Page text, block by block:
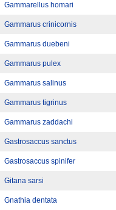
Gammarellus homari
Gammarus crinicornis
Gammarus duebeni
Gammarus pulex
Gammarus salinus
Gammarus tigrinus
Gammarus zaddachi
Gastrosaccus sanctus
Gastrosaccus spinifer
Gitana sarsi
Gnathia dentata